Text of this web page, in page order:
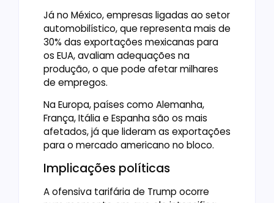
Já no México, empresas ligadas ao setor
automobilístico, que representa mais de
30% das exportações mexicanas para
os EUA, avaliam adequações na
produção, o que pode afetar milhares
de empregos.
Na Europa, países como Alemanha,
França, Itália e Espanha são os mais
afetados, já que lideram as exportações
para o mercado americano no bloco.
Implicações políticas
A ofensiva tarifária de Trump ocorre